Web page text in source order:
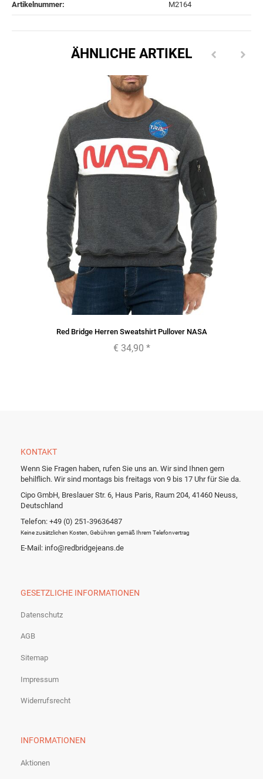
Artikelnummer: M2164
ÄHNLICHE ARTIKEL
Red Bridge Herren Sweatshirt Pullover NASA
€ 34,90 *
KONTAKT
Wenn Sie Fragen haben, rufen Sie uns an. Wir sind Ihnen gern
behilflich. Wir sind montags bis freitags von 9 bis 17 Uhr für Sie da.
Cipo GmbH, Breslauer Str. 6, Haus Paris, Raum 204, 41460 Neuss,
Deutschland
Telefon: +49 (0) 251-39636487
Keine zusätzlichen Kosten, Gebühren gemäß Ihrem Telefonvertrag
E-Mail: info@redbridgejeans.de
GESETZLICHE INFORMATIONEN
Datenschutz
AGB
Sitemap
Impressum
Widerrufsrecht
INFORMATIONEN
Aktionen